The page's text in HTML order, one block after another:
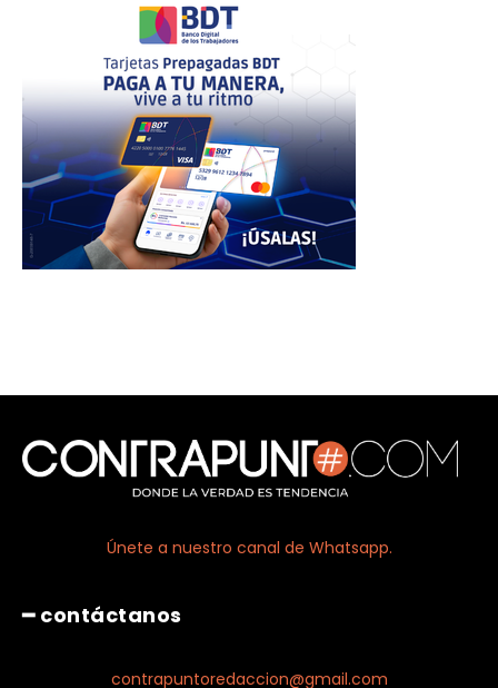
Únete a nuestro canal de Whatsapp.
━ contáctanos
contrapuntoredaccion@gmail.com